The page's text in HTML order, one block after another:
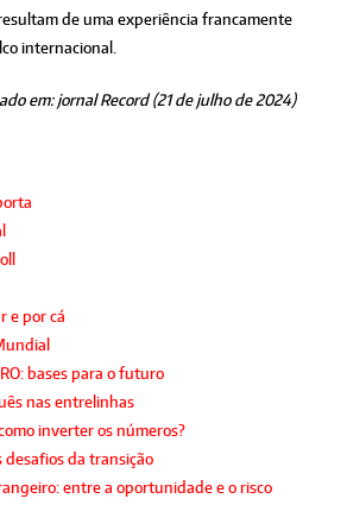
de uma experiência francamente
internacional.
em: jornal Record (21 de julho de 2024)
e por cá
bases para o futuro
nas entrelinhas
inverter os números?
desafios da transição
entre a oportunidade e o risco